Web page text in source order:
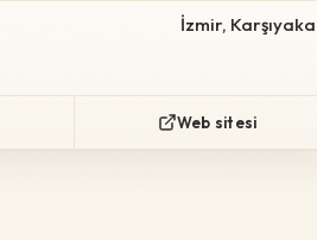
İzmir, Karşıyaka
Web sitesi